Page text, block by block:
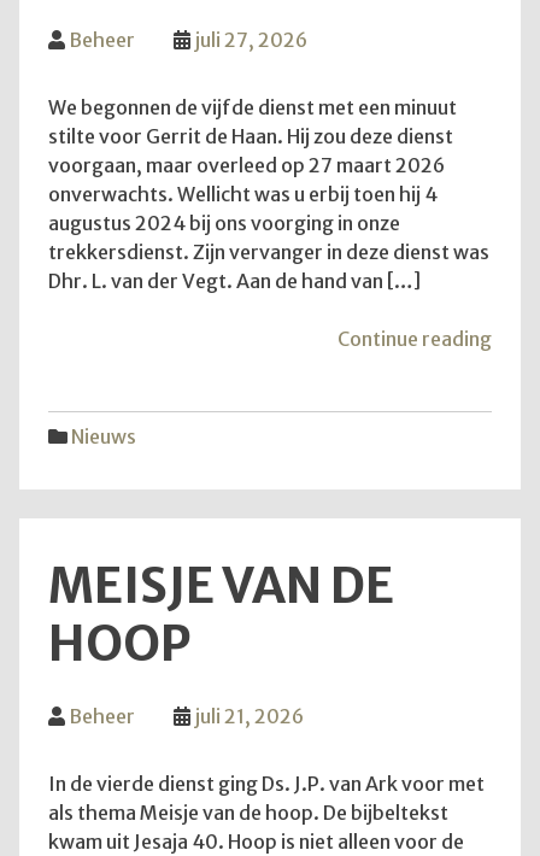
Beheer juli 27, 2026
We begonnen de vijfde dienst met een minuut
stilte voor Gerrit de Haan. Hij zou deze dienst
voorgaan, maar overleed op 27 maart 2026
onverwachts. Wellicht was u erbij toen hij 4
augustus 2024 bij ons voorging in onze
trekkersdienst. Zijn vervanger in deze dienst was
Dhr. L. van der Vegt. Aan de hand van […]
Continue reading"De
Nieuws
MEISJE VAN DE
HOOP
Beheer juli 21, 2026
In de vierde dienst ging Ds. J.P. van Ark voor met
als thema Meisje van de hoop. De bijbeltekst
kwam uit Jesaja 40. Hoop is niet alleen voor de